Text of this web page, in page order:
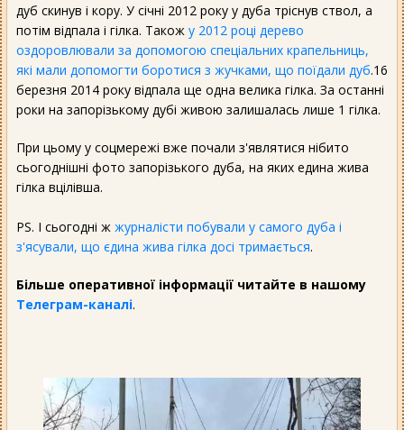
дуб скинув і кору. У січні 2012 року у дуба тріснув ствол, а
потім відпала і гілка. Також у 2012 році дерево
оздоровлювали за допомогою спеціальних крапельниць,
які мали допомогти боротися з жучками, що поїдали дуб.16
березня 2014 року відпала ще одна велика гілка. За останні
роки на запорізькому дубі живою залишалась лише 1 гілка.
При цьому у соцмережі вже почали з'являтися нібито
сьогоднішні фото запорізького дуба, на яких едина жива
гілка вцілівша.
PS. І сьогодні ж журналісти побували у самого дуба і
з'ясували, що єдина жива гілка досі тримається.
Більше оперативної інформації читайте в нашому
Телеграм-каналі.